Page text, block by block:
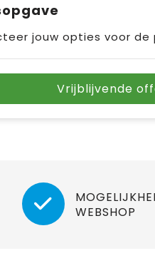
jouw opties voor de
Vrijblijvende
WEBSHOP